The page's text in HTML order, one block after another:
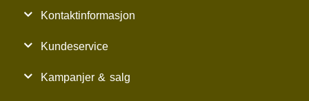
Kontaktinformasjon
Kundeservice
Kampanjer & salg